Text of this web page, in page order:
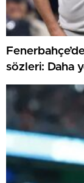
sözleri: Daha